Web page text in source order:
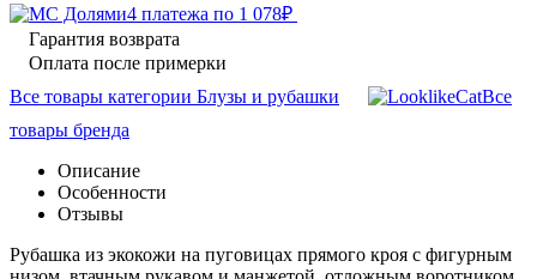
4 платежа по 1 078₽
Гарантия возврата
Оплата после примерки
Все товары категории Блузы и рубашки
Все
товары бренда
Описание
Особенности
Отзывы
Рубашка из экокожи на пуговицах прямого кроя с фигурным